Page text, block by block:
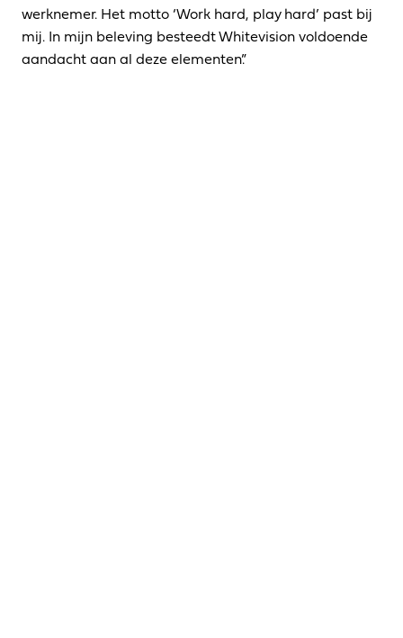
werknemer. Het motto ‘Work hard, play hard’ past bij
mij. In mijn beleving besteedt Whitevision voldoende
aandacht aan al deze elementen.”